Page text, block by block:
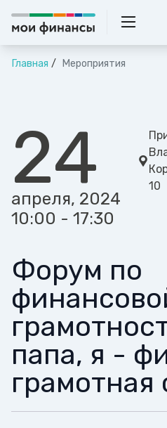
Главная Мероприятия
24
апреля, 2024
10:00 - 17:30
10
Форум по
папа, я -
грамотная